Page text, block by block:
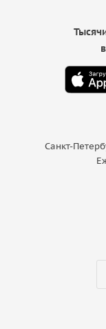
Санкт-